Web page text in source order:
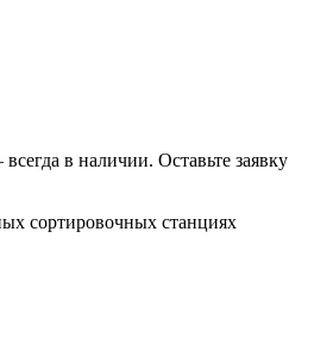
в наличии. Оставьте заявку
сортировочных станциях